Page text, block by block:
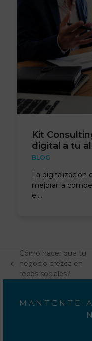
Kit
digital a tu
BLOG
La digitalización
mejorar la
el…
previous
post:
Cómo hacer que tu
negocio crezca en
redes sociales?
MANTENTE